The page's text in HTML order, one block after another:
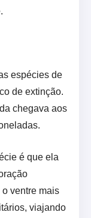
espécies de
de extinção.
chegava aos
é que ela
ventre mais
viajando